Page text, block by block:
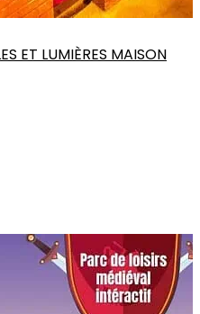
ET LUMIÈRES MAISON